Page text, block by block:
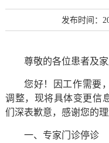
发布时间：
尊敬的各位患者及家
您好！因工作需要
调整，现将具体变更信
们深表歉意，感谢您的理
一、专家门诊停诊